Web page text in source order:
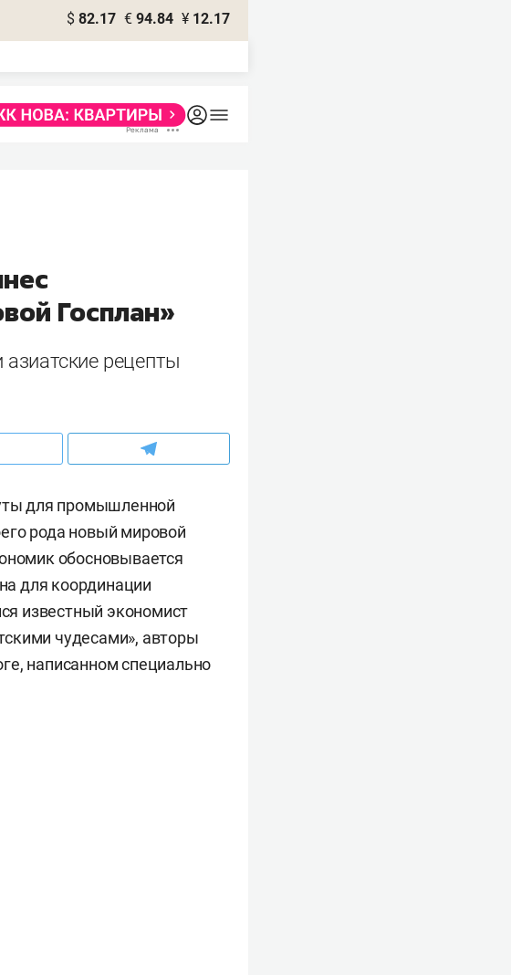
$ 82.17 € 94.84 ¥ 12.17
Госплан»
рецепты
для промышленной
рода новый мировой
обосновывается
для координации
известный экономист
чудесами», авторы
написанном специально